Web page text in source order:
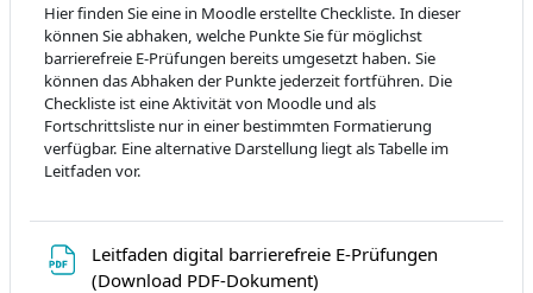
Hier finden Sie eine in Moodle erstellte Checkliste. In dieser
können Sie abhaken, welche Punkte Sie für möglichst
barrierefreie E-Prüfungen bereits umgesetzt haben. Sie
können das Abhaken der Punkte jederzeit fortführen. Die
Checkliste ist eine Aktivität von Moodle und als
Fortschrittsliste nur in einer bestimmten Formatierung
verfügbar. Eine alternative Darstellung liegt als Tabelle im
Leitfaden vor.
Leitfaden digital barrierefreie E-Prüfungen
(Download PDF-Dokument)